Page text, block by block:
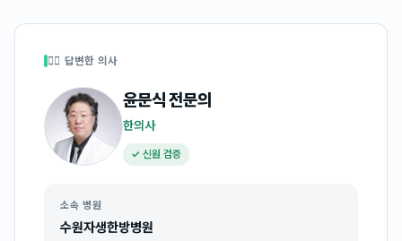
👩‍⚕️ 답변한 의사
윤문식전문의
한의사
✓ 신원 검증
소속 병원
수원자생한방병원